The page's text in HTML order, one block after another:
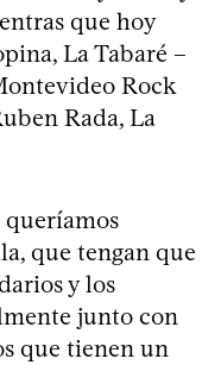
que hoy
La Tabaré –
Rock
Rada, La
queríamos
que tengan que
y los
junto con
que tienen un